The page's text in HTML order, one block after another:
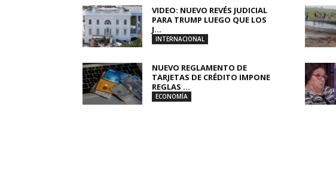
VIDEO: NUEVO REVÉS JUDICIAL
PARA TRUMP LUEGO QUE LOS
J...
INTERNACIONAL
NUEVO REGLAMENTO DE
TARJETAS DE CRÉDITO IMPONE
REGLAS ...
ECONOMÍA